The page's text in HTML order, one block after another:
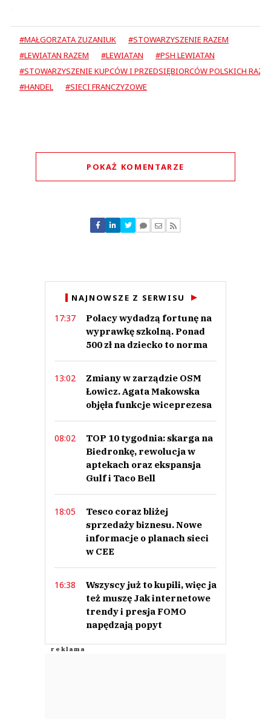
#MAŁGORZATA ZUZANIUK
#STOWARZYSZENIE RAZEM
#LEWIATAN RAZEM
#LEWIATAN
#PSH LEWIATAN
#STOWARZYSZENIE KUPCÓW I PRZEDSIĘBIORCÓW POLSKICH
#HANDEL
#SIECI FRANCZYZOWE
POKAŻ KOMENTARZE
20.02.2019 / 19:46
This comment was minimized by the moderator on the site
Trzeba ją ożywić
Tosia TV
Odpowiedz
0
0
kupiec
21.03.2018 / 22:54
This comment was minimized by the moderator on the site
kupiec
Odpowiedz
0
Nie znaleziono komentarzy
Zostaw swoje komentarze
Imię (Wymagane)
Anuluj
NAJNOWSZE Z SERWISU
17:37
Polacy wydadzą fortunę na
wyprawkę szkolną. Ponad
500 zł na dziecko to norma
13:02
Zmiany w zarządzie OSM
Łowicz. Agata Makowska
objęła funkcje wiceprezesa
08:02
TOP 10 tygodnia: skarga na
Biedronkę, rewolucja w
aptekach oraz ekspansja
Gulf i Taco Bell
18:05
Tesco coraz bliżej
sprzedaży biznesu. Nowe
informacje o planach sieci
w CEE
16:38
Wszyscy już to kupili, więc ja
też muszę Jak internetowe
trendy i presja FOMO
napędzają popyt